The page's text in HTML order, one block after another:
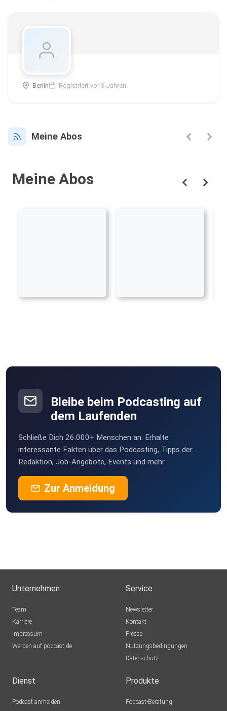
Berlin Registriert vor 3 Jahren
Meine Abos
Meine Abos
Bleibe beim Podcasting auf
dem Laufenden
Schließe Dich 26.000+ Menschen an. Erhalte
interessante Fakten über das Podcasting, Tipps der
Redaktion, Job-Angebote, Events und mehr.
Zur Anmeldung
Unternehmen
Team
Karriere
Impressum
Werben auf podcast.de
Service
Newsletter
Kontakt
Presse
Nutzungsbedingungen
Datenschutz
Dienst
Podcast anmelden
Produkte
Podcast-Beratung